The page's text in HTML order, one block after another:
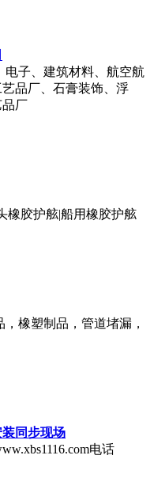
电子、建筑材料、航空航
品厂、石膏装饰、浮
品厂
橡胶护舷|船用橡胶护舷
橡塑制品，管道堵漏，
同步现场
电话